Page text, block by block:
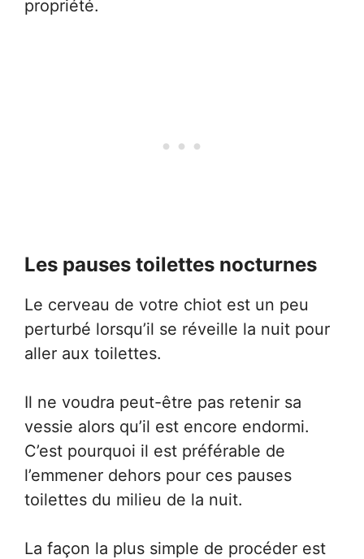
propriété.
Les pauses toilettes nocturnes
Le cerveau de votre chiot est un peu
perturbé lorsqu’il se réveille la nuit pour
aller aux toilettes.
Il ne voudra peut-être pas retenir sa
vessie alors qu’il est encore endormi.
C’est pourquoi il est préférable de
l’emmener dehors pour ces pauses
toilettes du milieu de la nuit.
La façon la plus simple de procéder est